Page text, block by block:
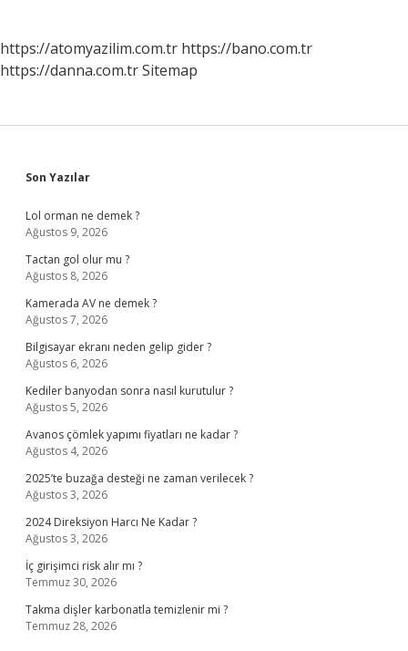
Mı
https://atomyazilim.com.tr https://bano.com.tr
https://danna.com.trSitemap
Sidebar
Son Yazılar
Lol orman ne demek ?
Ağustos 9, 2026
Tactan gol olur mu ?
Ağustos 8, 2026
Kamerada AV ne demek ?
Ağustos 7, 2026
Bilgisayar ekranı neden gelip gider ?
Ağustos 6, 2026
Kediler banyodan sonra nasıl kurutulur ?
Ağustos 5, 2026
Avanos çömlek yapımı fiyatları ne kadar ?
Ağustos 4, 2026
2025’te buzağa desteği ne zaman verilecek ?
Ağustos 3, 2026
2024 Direksiyon Harcı Ne Kadar ?
Ağustos 3, 2026
İç girişimci risk alır mı ?
Temmuz 30, 2026
Takma dişler karbonatla temizlenir mi ?
Temmuz 28, 2026